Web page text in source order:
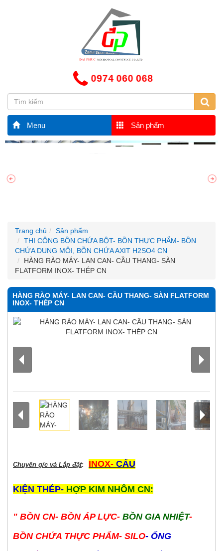
0974 060 068
Menu Sản phẩm
Trang chủ
Sản phẩm
THI CÔNG BỒN CHỨA BỘT- BỒN THỰC PHẨM- BỒN
CHỨA DUNG MÔI, BỒN CHỨA AXIT H2SO4 CN
HÀNG RÀO MÁY- LAN CAN- CẦU THANG- SÀN
FLATFORM INOX- THÉP CN
HÀNG RÀO MÁY- LAN CAN- CẦU THANG- SÀN FLATFORM
INOX- THÉP CN
Chuyên g/c và Lắp đặt: INOX- CẤU
KIỆN THÉP- HỢP KIM NHÔM CN:
" BỒN CN- BỒN ÁP LỰC- BỒN GIA NHIỆT-
BỒN CHỨA THỰC PHẨM- SILO- ỐNG